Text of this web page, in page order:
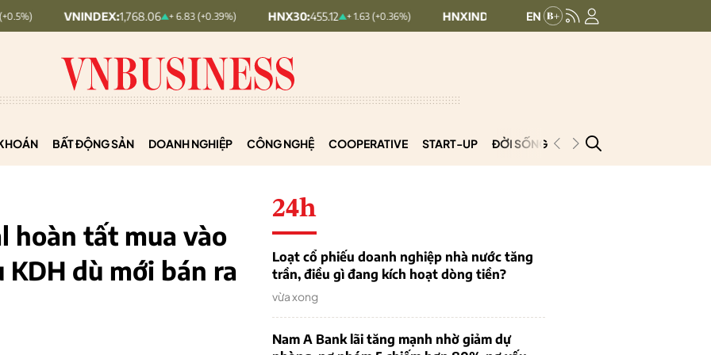
VNINDEX: 1,768.06 + 6.83 (+0.39%) HNX30: 455.12 + 1.63 (+0.36%) HNXINDEX: 293.44 + 0.25 (+0.09%) UPCOMINDEX:
BẤT ĐỘNG SẢN DOANH NGHIỆP CÔNG NGHỆ COOPERATIVE START-UP ĐỜI SỐNG PODCAST
hoàn tất mua vào
KDH dù mới bán ra
24h
Loạt cổ phiếu doanh nghiệp nhà nước tăng
trần, điều gì đang kích hoạt dòng tiền?
vừa xong
Nam A Bank lãi tăng mạnh nhờ giảm dự